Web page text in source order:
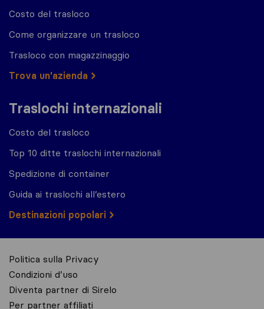
Costo del trasloco
Come organizzare un trasloco
Trasloco con magazzinaggio
Trova un'azienda
Traslochi internazionali
Costo del trasloco
Top 10 ditte traslochi internazionali
Spedizione di container
Guida ai traslochi all’estero
Destinazioni popolari
Politica sulla Privacy
Condizioni d’uso
Diventa partner di Sirelo
Per partner affiliati